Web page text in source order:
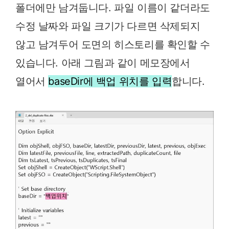
폴더에만 남겨둡니다. 파일 이름이 같더라도
수정 날짜와 파일 크기가 다르면 삭제되지
않고 남겨두어 도면의 히스토리를 확인할 수
있습니다. 아래 그림과 같이 메모장에서
열어서 baseDir에 백업 위치를 입력합니다.